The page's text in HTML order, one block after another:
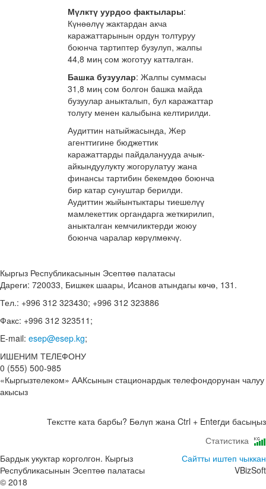
Мүлктү уурдоо фактылары:
Күнөөлүү жактардан акча
каражаттарынын ордун толтуруу
боюнча тартиптер бузулуп, жалпы
44,8 миң сом жоготуу катталган.
Башка бузуулар: Жалпы суммасы
31,8 миң сом болгон башка майда
бузуулар аныкталып, бул каражаттар
толугу менен калыбына келтирилди.
Аудиттин натыйжасында, Жер
агенттигине бюджеттик
каражаттарды пайдаланууда ачык-
айкындуулукту жогорулатуу жана
финансы тартибин бекемдөө боюнча
бир катар сунуштар берилди.
Аудиттин жыйынтыктары тиешелүү
мамлекеттик органдарга жеткирилип,
аныкталган кемчиликтерди жоюу
боюнча чаралар көрүлмөкчү.
Кыргыз Республикасынын Эсептөө палатасы
Дареги: 720033, Бишкек шаары, Исанов атындагы көчө, 131.
Тел.: +996 312 323430; +996 312 323886
Факс: +996 312 323511;
E-mail: esep@esep.kg;
ИШЕНИМ ТЕЛЕФОНУ
0 (555) 500-985
«Кыргызтелеком» ААКсынын стационардык телефондорунан чалуу
акысыз
Текстте ката барбы? Бөлүп жана Ctrl + Enterди басыңыз
Статистика
Бардык укуктар корголгон. Кыргыз
Республикасынын Эсептөө палатасы
© 2018
Сайтты иштеп чыккан
VBizSoft